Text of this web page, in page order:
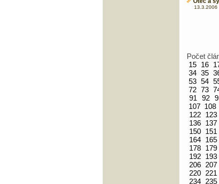
13.3.2006
Počet
15 16
34 35
53 54
72 73
91
92
107 108
122
123
136
137
150
151
164
165
178
179
192
193
206 207
220
221
234
235